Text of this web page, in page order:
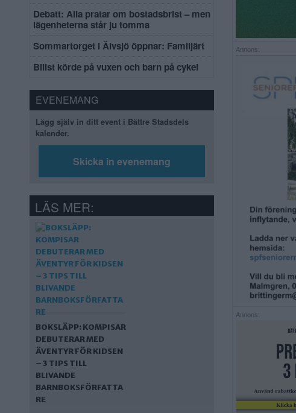
Debatt: Alla pratar om bostadsbrist – men
lägenheterna står ju tomma
Sommartorget i Älvsjö öppnar: Familjärt
Bilist körde på vuxen och barn på cykel
EVENEMANG
Lägg själv in ditt event i Bättre Stadsdels
kalender.
Skicka in evenemang
LÄS MER:
BOKSLÄPP: KOMPISAR
DEBUTERAR MED
ÄVENTYR FÖR KIDSEN
– 3 TIPS TILL
BLIVANDE
BARNBOKSFÖRFATTA
RE
Annons:
Annons: